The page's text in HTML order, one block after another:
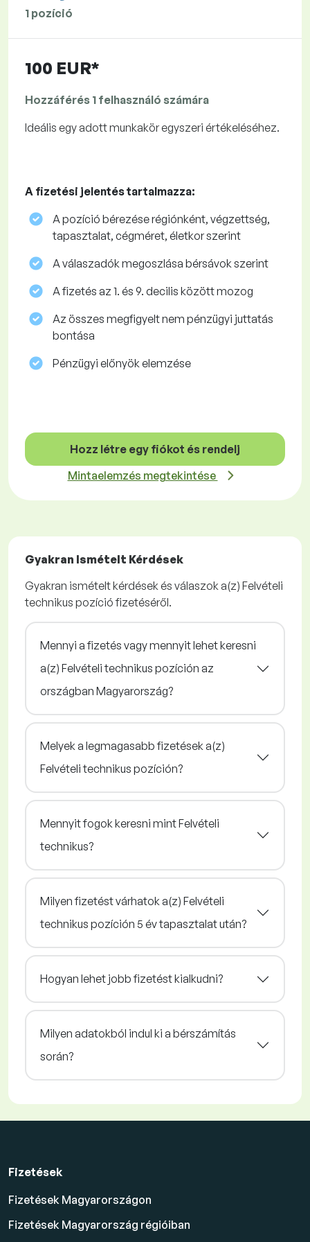
1 pozíció
100 EUR*
Hozzáférés 1 felhasználó számára
Ideális egy adott munkakör egyszeri értékeléséhez.
A fizetési jelentés tartalmazza:
A pozíció bérezése régiónként, végzettség,
tapasztalat, cégméret, életkor szerint
A válaszadók megoszlása ​​bérsávok szerint
A fizetés az 1. és 9. decilis között mozog
Az összes megfigyelt nem pénzügyi juttatás
bontása
Pénzügyi előnyök elemzése
Hozz létre egy fiókot és rendelj
Mintaelemzés megtekintése
Gyakran Ismételt Kérdések
Gyakran ismételt kérdések és válaszok a(z) Felvételi
technikus pozíció fizetéséről.
Mennyi a fizetés vagy mennyit lehet keresni
a(z) Felvételi technikus pozíción az
országban Magyarország?
Melyek a legmagasabb fizetések a(z)
Felvételi technikus pozíción?
Mennyit fogok keresni mint Felvételi
technikus?
Milyen fizetést várhatok a(z) Felvételi
technikus pozíción 5 év tapasztalat után?
Hogyan lehet jobb fizetést kialkudni?
Milyen adatokból indul ki a bérszámítás
során?
Fizetések
Fizetések Magyarországon
Fizetések Magyarország régióiban